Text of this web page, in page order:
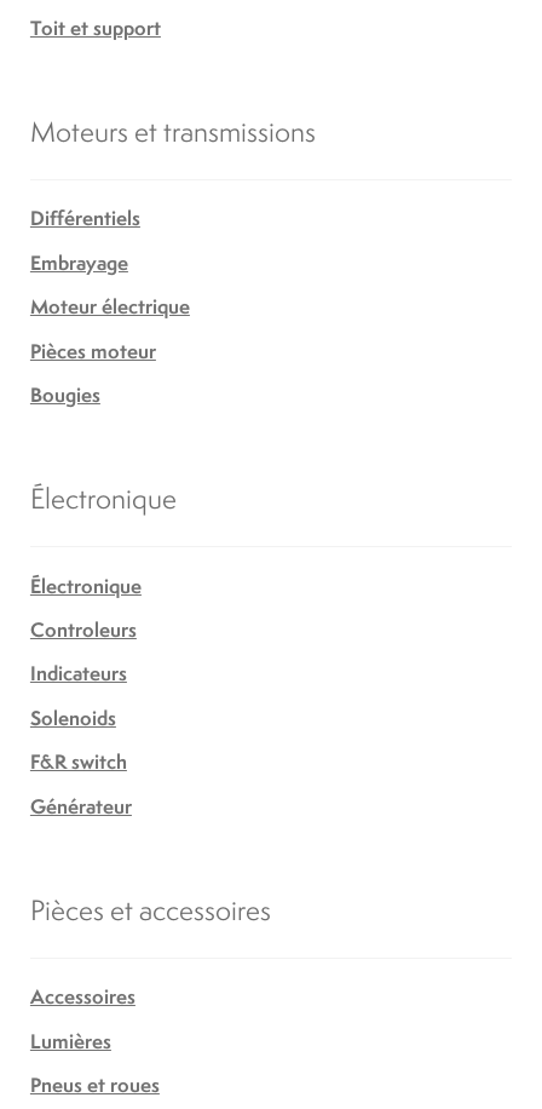
Toit et support
Moteurs et transmissions
Différentiels
Embrayage
Moteur électrique
Pièces moteur
Bougies
Électronique
Électronique
Controleurs
Indicateurs
Solenoids
F&R switch
Générateur
Pièces et accessoires
Accessoires
Lumières
Pneus et roues